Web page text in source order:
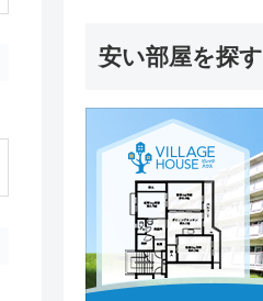
安い部屋を探す